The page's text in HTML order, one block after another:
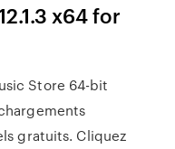
x64 for
Store 64-bit
gratuits. Cliquez